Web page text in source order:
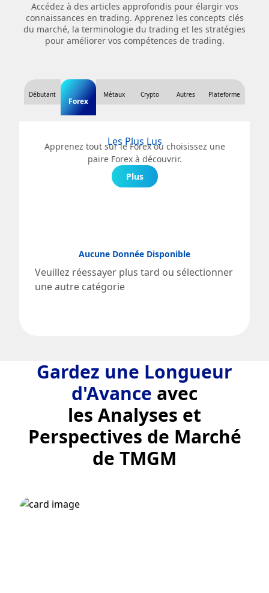
Accédez à des articles approfondis pour élargir vos
connaissances en trading. Apprenez les concepts clés
du marché, la terminologie du trading et les stratégies
pour améliorer vos compétences de trading.
Débutant
Forex
Métaux Crypto Autres Plateforme
Les Plus Lus
Apprenez tout sur le Forex ou choisissez une
paire Forex à découvrir.
Plus
Aucune Donnée Disponible
Veuillez réessayer plus tard ou sélectionner
une autre catégorie
Gardez une Longueur
d'Avance avec
les Analyses et
Perspectives de Marché
de TMGM